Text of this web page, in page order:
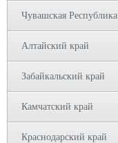
Чувашская Республика
Алтайский край
Забайкальский край
Камчатский край
Краснодарский край